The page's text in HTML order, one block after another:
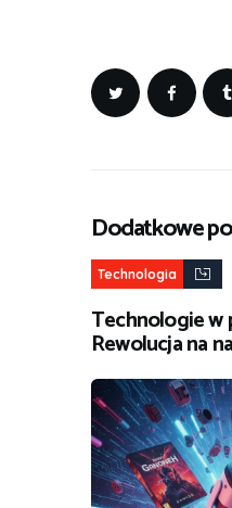
Dodatkowe
Technologia
Technologie w
Rewolucja na